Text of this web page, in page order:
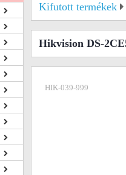
Kifutott termékek
Hikvision DS-
HIK-039-999